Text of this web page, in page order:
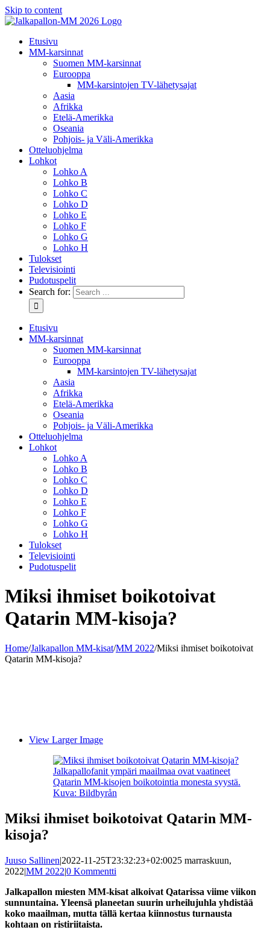
Skip to content
Etusivu
MM-karsinnat
Suomen MM-karsinnat
Eurooppa
MM-karsintojen TV-lähetysajat
Aasia
Afrikka
Etelä-Amerikka
Oseania
Pohjois- ja Väli-Amerikka
Otteluohjelma
Lohkot
Lohko A
Lohko B
Lohko C
Lohko D
Lohko E
Lohko F
Lohko G
Lohko H
Tulokset
Televisiointi
Pudotuspelit
Search for:
Etusivu
MM-karsinnat
Suomen MM-karsinnat
Eurooppa
MM-karsintojen TV-lähetysajat
Aasia
Afrikka
Etelä-Amerikka
Oseania
Pohjois- ja Väli-Amerikka
Otteluohjelma
Lohkot
Lohko A
Lohko B
Lohko C
Lohko D
Lohko E
Lohko F
Lohko G
Lohko H
Tulokset
Televisiointi
Pudotuspelit
Miksi ihmiset boikotoivat
Qatarin MM-kisoja?
Home/Jalkapallon MM-kisat/MM 2022/Miksi ihmiset boikotoivat
Qatarin MM-kisoja?
View Larger Image
Jalkapallofanit ympäri maailmaa ovat vaatineet
Qatarin MM-kisojen boikotointia monesta syystä.
Kuva: Bildbyrån
Miksi ihmiset boikotoivat Qatarin MM-
kisoja?
Juuso Sallinen|2022-11-25T23:32:23+02:0025 marraskuun,
2022|MM 2022|0 Kommentti
Jalkapallon miesten MM-kisat alkoivat Qatarissa viime viikon
sunnuntaina. Yleensä planeetan suurin urheilujuhla yhdistää
koko maailman, mutta tällä kertaa kiinnostus turnausta
kohtaan on ristiriitaista.